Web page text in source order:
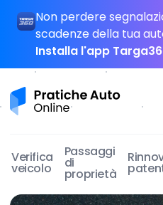
Non perdere
scadenze della tua
Installa l'app
Pratiche Auto Online
Verifica
veicolo
Passaggi
di
proprietà